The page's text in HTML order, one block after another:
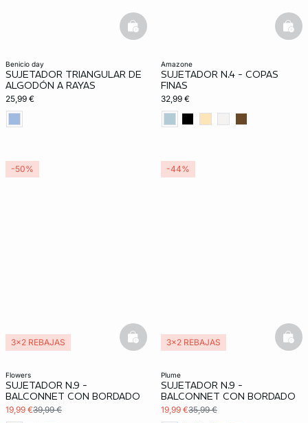
benicio day
SUJETADOR TRIANGULAR DE
ALGODÓN A RAYAS
25,99 €
basketfull
amazone
SUJETADOR N.4 - COPAS
FINAS
32,99 €
flowers
SUJETADOR N.9 -
BALCONNET CON BORDADO
19,99 €39,99 €
3x2 REBAJAS
basketfull
-50%
plume
SUJETADOR N.9 -
BALCONNET CON BORDADO
19,99 €35,99 €
3x2 REBAJAS
-44%